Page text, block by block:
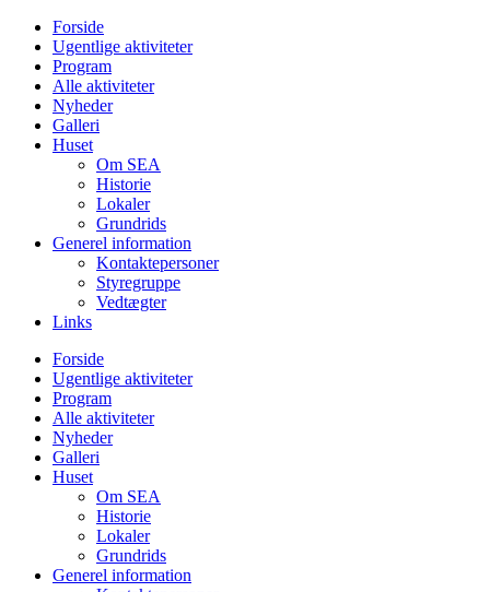
Videre
indhold
Forside
Ugentlige aktiviteter
Program
Alle aktiviteter
Nyheder
Galleri
Huset
Om SEA
Historie
Lokaler
Grundrids
Generel information
Kontaktepersoner
Styregruppe
Vedtægter
Links
Forside
Ugentlige aktiviteter
Program
Alle aktiviteter
Nyheder
Galleri
Huset
Om SEA
Historie
Lokaler
Grundrids
Generel information